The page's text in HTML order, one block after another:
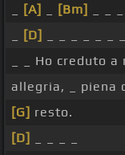
[A] [Bm]
[D]
_ _ Ho creduto
allegria, _ piena
[G] resto.
[D]